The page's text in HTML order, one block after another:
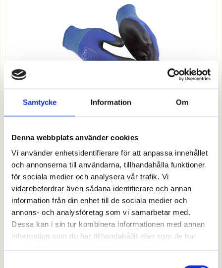
Samtycke Information Om
Denna webbplats använder cookies
Vi använder enhetsidentifierare för att anpassa innehållet
och annonserna till användarna, tillhandahålla funktioner
för sociala medier och analysera vår trafik. Vi
vidarebefordrar även sådana identifierare och annan
information från din enhet till de sociala medier och
annons- och analysföretag som vi samarbetar med.
Dessa kan i sin tur kombinera informationen med annan
information som du har tillhandahållit eller som de har
1687660
MER INFO